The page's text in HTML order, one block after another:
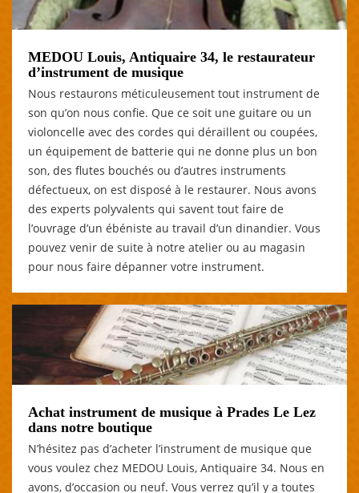
MEDOU Louis, Antiquaire 34, le restaurateur
d’instrument de musique
Nous restaurons méticuleusement tout instrument de
son qu’on nous confie. Que ce soit une guitare ou un
violoncelle avec des cordes qui déraillent ou coupées,
un équipement de batterie qui ne donne plus un bon
son, des flutes bouchés ou d’autres instruments
défectueux, on est disposé à le restaurer. Nous avons
des experts polyvalents qui savent tout faire de
l’ouvrage d’un ébéniste au travail d’un dinandier. Vous
pouvez venir de suite à notre atelier ou au magasin
pour nous faire dépanner votre instrument.
Achat instrument de musique à Prades Le Lez
dans notre boutique
N’hésitez pas d’acheter l’instrument de musique que
vous voulez chez MEDOU Louis, Antiquaire 34. Nous en
avons, d’occasion ou neuf. Vous verrez qu’il y a toutes